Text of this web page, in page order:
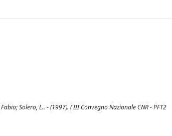
Solero, L.. - (1997). ( III Convegno Nazionale CNR - PFT2